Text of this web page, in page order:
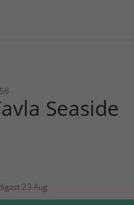
Seaside
23 Aug